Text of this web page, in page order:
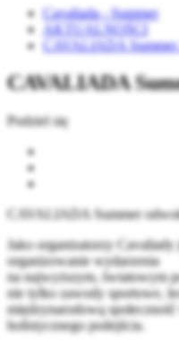
Cavaliada - Summer
AKTUALNOŚCI
CAVALIADA Summer
CAVALIADA
Podziel się
CAVALIADA Summer
Jako organizatorzy
organizowanie wydarzenia
na najwyższym, światowym
nie tylko zawody sportowe,
międzynarodową
holistycznego podejścia.